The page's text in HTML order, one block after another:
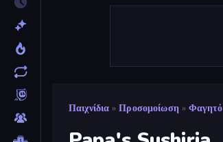
Παιχνίδια » Προσομοίωση » Φαγητό